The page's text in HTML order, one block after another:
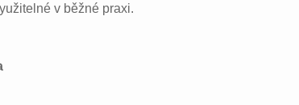
v běžné praxi.